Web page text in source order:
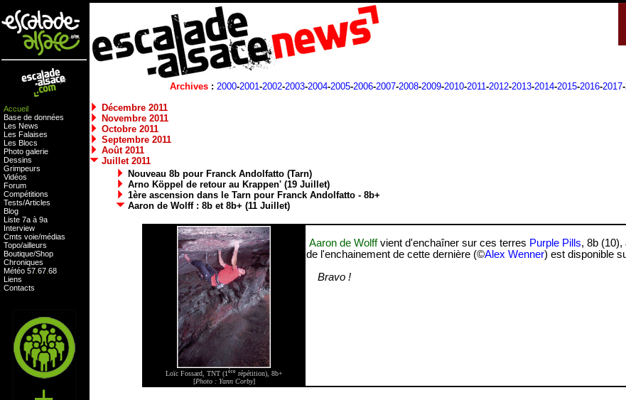
Accueil
Base de données
Les News
Les Falaises
Les Blocs
Photo galerie
Dessins
Grimpeurs
Vidéos
Forum
Compétitions
Tests/Articles
Blog
Liste 7a à 9a
Interview
Cmts voie/médias
Topo/ailleurs
Boutique/Shop
Chroniques
Météo 57 67 68
Liens
Contacts
Archives: 2000-2001-2002-2003-2004-2005-2006-2007-2008-2009-2010-2011-2012-2013-2014-2015-2016-2017-
Décembre 2011
Novembre 2011
Octobre 2011
Septembre 2011
Août 2011
Juillet 2011
Nouveau 8b pour Franck Andolfatto (Tarn)
Arno Köppel de retour au Krappen' (19 Juillet)
1ère ascension dans le Tarn pour Franck Andolfatto - 8b+
Aaron de Wolff : 8b et 8b+ (11 Juillet)
Loïc Fossard, TNT (1èrerépétition), 8b+
[Photo : Yann Corby]
Aaron de Wolffvient d'enchaîner sur ces terres Purple Pills, 8b (10),
de l'enchainement de cette dernière (©Alex Wenner) est disponible
Bravo !